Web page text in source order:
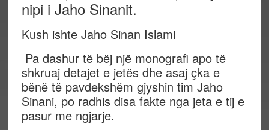
nipi i Jaho Sinanit.
Kush ishte Jaho Sinan Islami
Pa dashur të bëj një monografi apo të
shkruaj detajet e jetës dhe asaj çka e
bënë të pavdekshëm gjyshin tim Jaho
Sinani, po radhis disa fakte nga jeta e tij e
pasur me ngjarje.